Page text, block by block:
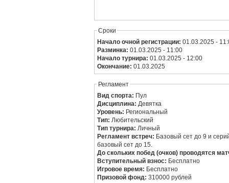
Сроки
Начало очной регистрации:01.03.2025 -
Разминка:01.03.2025 - 11:00
Начало турнира:01.03.2025 - 12:00
Окончание:01.03.2025
Регламент
Вид спорта: Пул
Дисциплина: Девятка
Уровень: Региональный
Тип: Любительский
Тип турнира: Личный
Регламент встреч: Базовый сет до 9 и серийный
базовый сет до 15.
До скольких побед (очков) проводятся
Вступительный взнос: Бесплатно
Игровое время: Бесплатно
Призовой фонд:310000 рублей